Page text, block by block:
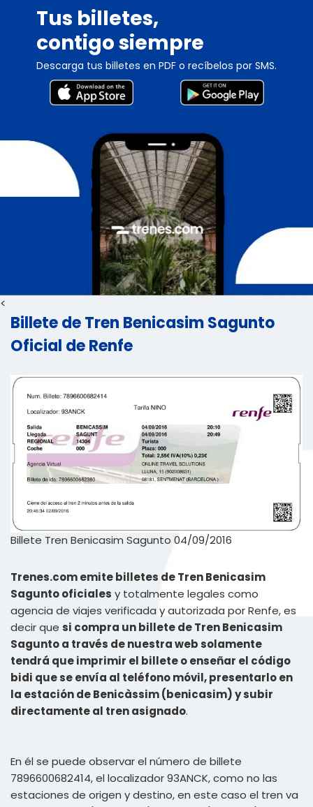
Tus billetes,
contigo siempre
Descarga tus billetes en PDF o recíbelos por SMS.
<
Billete de Tren Benicasim Sagunto
Oficial de Renfe
Billete Tren Benicasim Sagunto 04/09/2016
Trenes.com emite billetes de Tren Benicasim
Sagunto oficiales y totalmente legales como
agencia de viajes verificada y autorizada por Renfe, es
decir que si compra un billete de Tren Benicasim
Sagunto a través de nuestra web solamente
tendrá que imprimir el billete o enseñar el código
bidi que se envía al teléfono móvil, presentarlo en
la estación de Benicàssim (benicasim) y subir
directamente al tren asignado.
En él se puede observar el número de billete
7896600682414, el localizador 93ANCK, como no las
estaciones de origen y destino, en este caso el tren va